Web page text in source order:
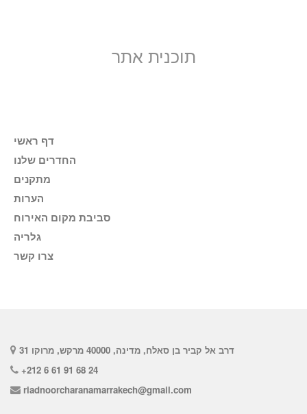
תוכנית אתר
דף ראשי
החדרים שלנו
מתקנים
הערות
סביבת מקום האירוח
גלריה
צרו קשר
31 דרב אל קביר בן סאלח, מדינה, 40000 מרקש, מרוקו
+212 6 61 91 68 24
riadnoorcharanamarrakech@gmail.com